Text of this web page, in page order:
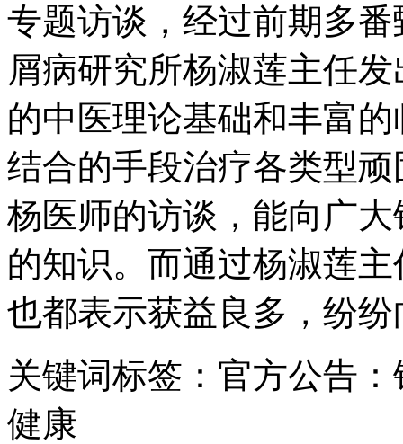
专题访谈，经过前期多
屑病研究所杨淑莲主任
的中医理论基础和丰富
结合的手段治疗各类型
杨医师的访谈，能向广
的知识。而通过杨淑莲
也都表示获益良多，纷
关键词标签：官方公告
健康